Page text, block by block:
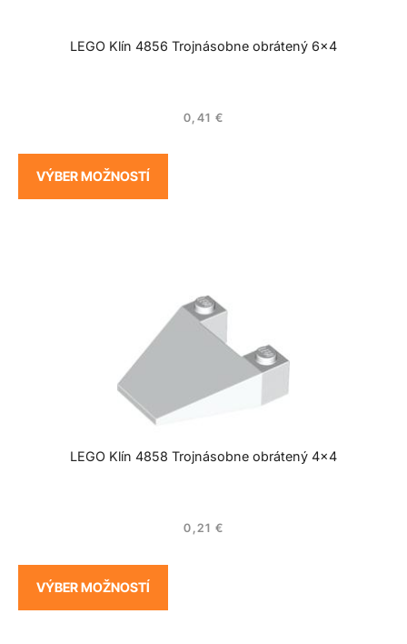
LEGO Klín 4856 Trojnásobne obrátený 6×4
0,41 €
VÝBER MOŽNOSTÍ
LEGO Klín 4858 Trojnásobne obrátený 4×4
0,21 €
VÝBER MOŽNOSTÍ